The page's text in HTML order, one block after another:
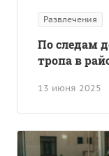
Развлечения
13 июня 2025
По следам
тропа в